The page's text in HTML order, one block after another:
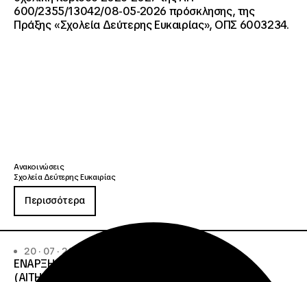
600/2355/13042/08-05-2026 πρόσκλησης, της
Πράξης «Σχολεία Δεύτερης Ευκαιρίας», ΟΠΣ 6003234.
Ανακοινώσεις
Σχολεία Δεύτερης Ευκαιρίας
Περισσότερα
20 · 07 · 2026
ΕΝΑΡΞΗ ΔΙΑΔΙΚΑΣΙΑΣ ΥΠΟΒΟΛΗΣ ΕΝΣΤΑΣΕΩΝ
(ΑΙΤΗΜΑΤΩΝ ΕΠΑΝΕΛΕΓΧΟΥ) ΕΠΙ ΤΩΝ